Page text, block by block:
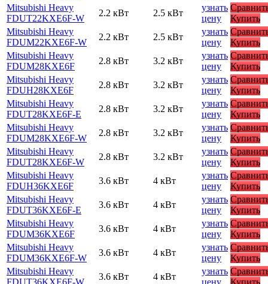
Mitsubishi Heavy
FDUT22KXE6F-W
2.2 кВт 2.5 кВт
узнать
цену
Купить
Mitsubishi Heavy
FDUM22KXE6F-W
2.2 кВт 2.5 кВт
узнать
цену
Купить
Mitsubishi Heavy
FDUM28KXE6F
2.8 кВт 3.2 кВт
узнать
цену
Купить
Mitsubishi Heavy
FDUH28KXE6F
2.8 кВт 3.2 кВт
узнать
цену
Купить
Mitsubishi Heavy
FDUT28KXE6F-E
2.8 кВт 3.2 кВт
узнать
цену
Купить
Mitsubishi Heavy
FDUM28KXE6F-W
2.8 кВт 3.2 кВт
узнать
цену
Купить
Mitsubishi Heavy
FDUT28KXE6F-W
2.8 кВт 3.2 кВт
узнать
цену
Купить
Mitsubishi Heavy
FDUH36KXE6F
3.6 кВт 4 кВт
узнать
цену
Купить
Mitsubishi Heavy
FDUT36KXE6F-E
3.6 кВт 4 кВт
узнать
цену
Купить
Mitsubishi Heavy
FDUM36KXE6F
3.6 кВт 4 кВт
узнать
цену
Купить
Mitsubishi Heavy
FDUM36KXE6F-W
3.6 кВт 4 кВт
узнать
цену
Купить
Mitsubishi Heavy
FDUT36KXE6F-W
3.6 кВт 4 кВт
узнать
цену
Купить